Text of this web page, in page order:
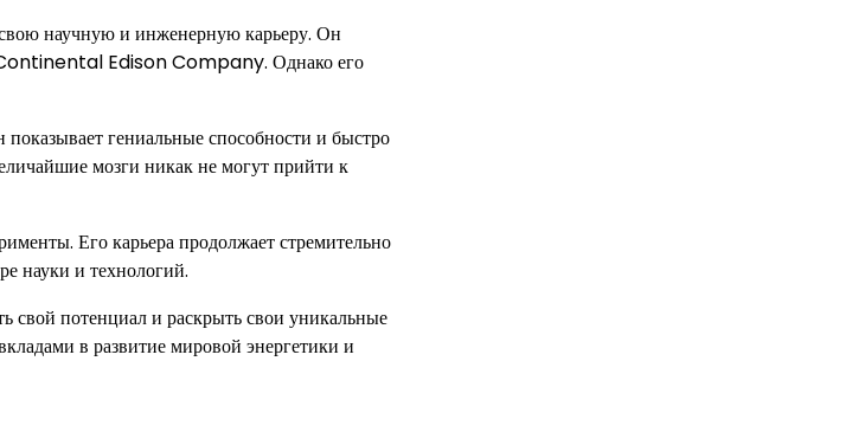
научную и инженерную карьеру. Он
Continental Edison Company. Однако его
гениальные способности и быстро
мозги никак не могут прийти к
Его карьера продолжает стремительно
науки и технологий.
свой потенциал и раскрыть свои уникальные
в развитие мировой энергетики и